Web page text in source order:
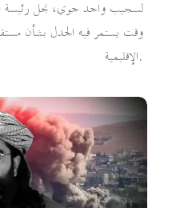
لسجيب واجد جوي، نجل رئيسة
وقت يستمر فيه الجدل بشأن
الإقليمية.